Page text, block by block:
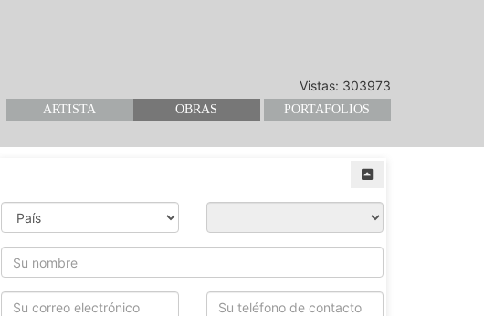
Vistas: 303973
ARTISTA OBRAS PORTAFOLIOS